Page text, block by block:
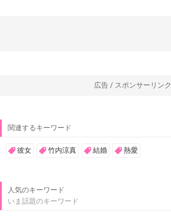
広告 / スポンサーリンク
関連するキーワード
彼女 竹内涼真 結婚 熱愛
人気のキーワード
いま話題のキーワード